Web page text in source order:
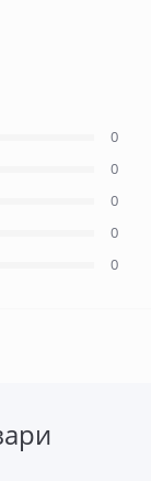
0
0
0
0
0